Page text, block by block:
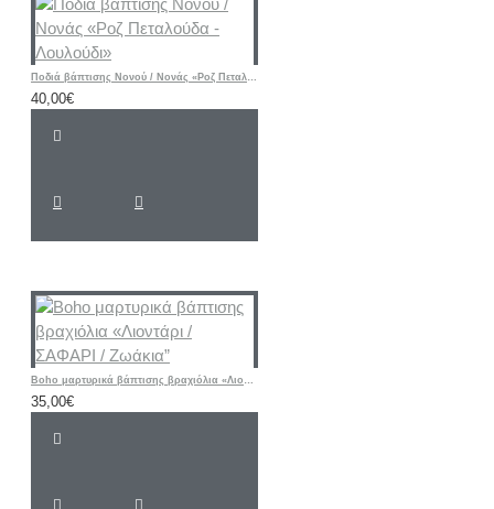
Ποδιά βάπτισης Νονού / Νονάς «Ροζ Πεταλούδα - Λουλούδι»
40,00€
Boho μαρτυρικά βάπτισης βραχιόλια «Λιοντάρι / ΣΑΦΑΡΙ / Ζωάκια”
35,00€